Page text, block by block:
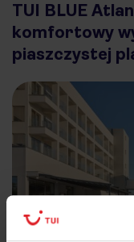
TUI BLUE
komfortowy
piaszczystej